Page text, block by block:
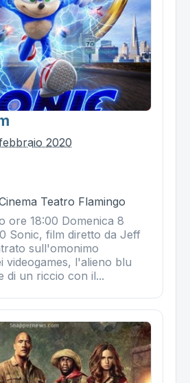
2020
Teatro Flamingo
ore 18:00 Domenica 8
Sonic, film diretto da Jeff
sull'omonimo
videogames, l'alieno blu
di un riccio con il...